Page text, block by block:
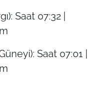
Saat 07:32 |
Saat 07:01 |